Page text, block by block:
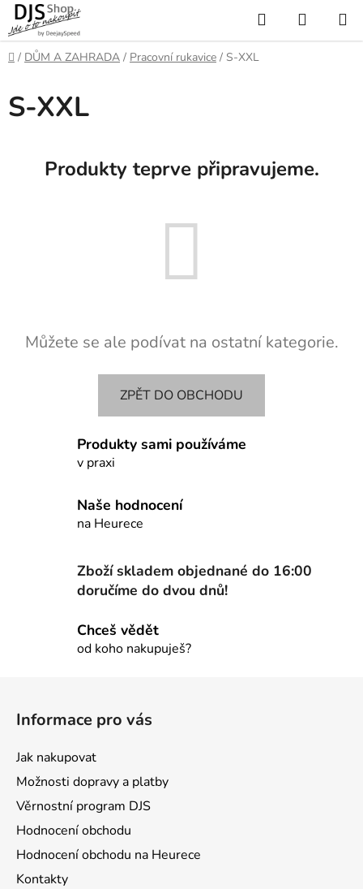
Přejít
na
obsah
Hledat
KOŠÍK
Domů
/ DŮM A ZAHRADA / Pracovní rukavice / S-XXL
S-XXL
Produkty teprve připravujeme.
Můžete se ale podívat na ostatní kategorie.
ZPĚT DO OBCHODU
Produkty sami používáme
v praxi
Naše hodnocení
na Heurece
Zboží skladem objednané do 16:00
doručíme do dvou dnů!
Chceš vědět
od koho nakupuješ?
Informace pro vás
Jak nakupovat
Možnosti dopravy a platby
Věrnostní program DJS
Hodnocení obchodu
Hodnocení obchodu na Heurece
Kontakty